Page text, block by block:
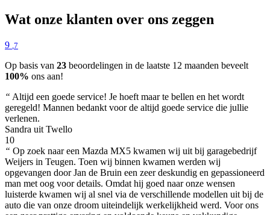
Wat onze klanten over ons zeggen
9 ,7
Op basis van 23 beoordelingen in de laatste 12 maanden beveelt
100% ons aan!
“ Altijd een goede service! Je hoeft maar te bellen en het wordt
geregeld! Mannen bedankt voor de altijd goede service die jullie
verlenen.
Sandra uit Twello
10
“ Op zoek naar een Mazda MX5 kwamen wij uit bij garagebedrijf
Weijers in Teugen. Toen wij binnen kwamen werden wij
opgevangen door Jan de Bruin een zeer deskundig en gepassioneerd
man met oog voor details. Omdat hij goed naar onze wensen
luisterde kwamen wij al snel via de verschillende modellen uit bij de
auto die van onze droom uiteindelijk werkelijkheid werd. Voor ons